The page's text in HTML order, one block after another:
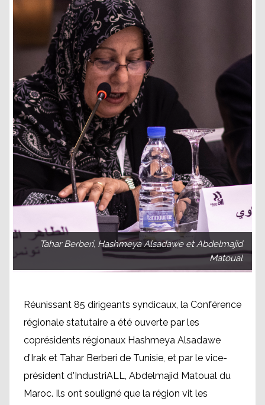
Tahar Berberi, Hashmeya Alsadawe et Abdelmajid
Matoual
Réunissant 85 dirigeants syndicaux, la Conférence
régionale statutaire a été ouverte par les
coprésidents régionaux Hashmeya Alsadawe
d’Irak et Tahar Berberi de Tunisie, et par le vice-
président d'IndustriALL, Abdelmajid Matoual du
Maroc. Ils ont souligné que la région vit les